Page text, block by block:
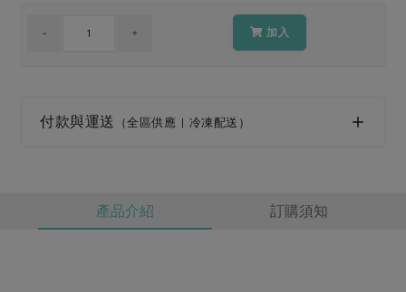
養身食補
高麗菜海鮮煎餅
典藏閱覽室 加入
付款與運送 （全區供應 | 冷凍配送）
產品介紹 訂購須知